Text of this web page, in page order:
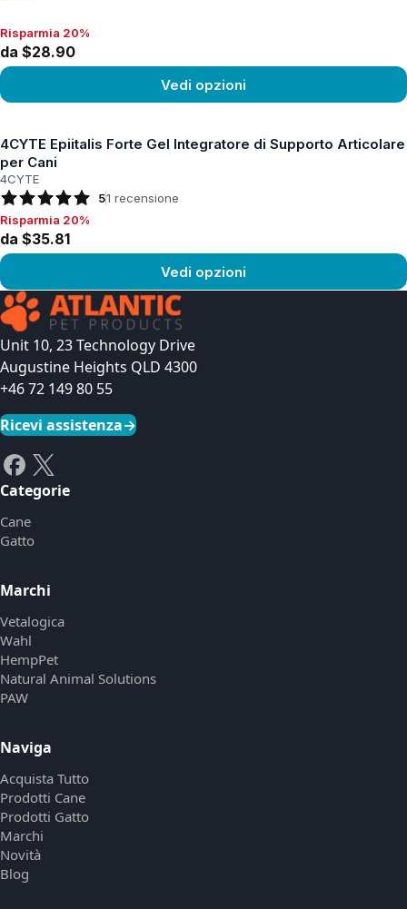
Risparmia 20%, da $28.90
Risparmia 20%
da $28.90
Vedi opzioni
4CYTE Epiitalis Forte Gel Integratore di Supporto Articolare
per Cani
4CYTE
51 recensione
Risparmia 20%, da $35.81
Risparmia 20%
da $35.81
Vedi opzioni
Vedi prodotto
Unit 10, 23 Technology Drive
Augustine Heights QLD 4300
+46 72 149 80 55
Ricevi assistenza→
Categorie
Cane
Gatto
Marchi
Vetalogica
Wahl
HempPet
Natural Animal Solutions
PAW
Naviga
Acquista Tutto
Prodotti Cane
Prodotti Gatto
Marchi
Novità
Blog